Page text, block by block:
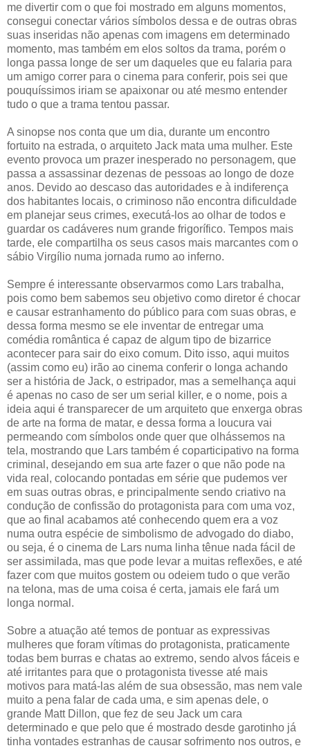
me divertir com o que foi mostrado em alguns momentos,
consegui conectar vários símbolos dessa e de outras obras
suas inseridas não apenas com imagens em determinado
momento, mas também em elos soltos da trama, porém o
longa passa longe de ser um daqueles que eu falaria para
um amigo correr para o cinema para conferir, pois sei que
pouquíssimos iriam se apaixonar ou até mesmo entender
tudo o que a trama tentou passar.
A sinopse nos conta que um dia, durante um encontro
fortuito na estrada, o arquiteto Jack mata uma mulher. Este
evento provoca um prazer inesperado no personagem, que
passa a assassinar dezenas de pessoas ao longo de doze
anos. Devido ao descaso das autoridades e à indiferença
dos habitantes locais, o criminoso não encontra dificuldade
em planejar seus crimes, executá-los ao olhar de todos e
guardar os cadáveres num grande frigorífico. Tempos mais
tarde, ele compartilha os seus casos mais marcantes com o
sábio Virgílio numa jornada rumo ao inferno.
Sempre é interessante observarmos como Lars trabalha,
pois como bem sabemos seu objetivo como diretor é chocar
e causar estranhamento do público para com suas obras, e
dessa forma mesmo se ele inventar de entregar uma
comédia romântica é capaz de algum tipo de bizarrice
acontecer para sair do eixo comum. Dito isso, aqui muitos
(assim como eu) irão ao cinema conferir o longa achando
ser a história de Jack, o estripador, mas a semelhança aqui
é apenas no caso de ser um serial killer, e o nome, pois a
ideia aqui é transparecer de um arquiteto que enxerga obras
de arte na forma de matar, e dessa forma a loucura vai
permeando com símbolos onde quer que olhássemos na
tela, mostrando que Lars também é coparticipativo na forma
criminal, desejando em sua arte fazer o que não pode na
vida real, colocando pontadas em série que pudemos ver
em suas outras obras, e principalmente sendo criativo na
condução de confissão do protagonista para com uma voz,
que ao final acabamos até conhecendo quem era a voz
numa outra espécie de simbolismo de advogado do diabo,
ou seja, é o cinema de Lars numa linha tênue nada fácil de
ser assimilada, mas que pode levar a muitas reflexões, e até
fazer com que muitos gostem ou odeiem tudo o que verão
na telona, mas de uma coisa é certa, jamais ele fará um
longa normal.
Sobre a atuação até temos de pontuar as expressivas
mulheres que foram vítimas do protagonista, praticamente
todas bem burras e chatas ao extremo, sendo alvos fáceis e
até irritantes para que o protagonista tivesse até mais
motivos para matá-las além de sua obsessão, mas nem vale
muito a pena falar de cada uma, e sim apenas dele, o
grande Matt Dillon, que fez de seu Jack um cara
determinado e que pelo que é mostrado desde garotinho já
tinha vontades estranhas de causar sofrimento nos outros, e